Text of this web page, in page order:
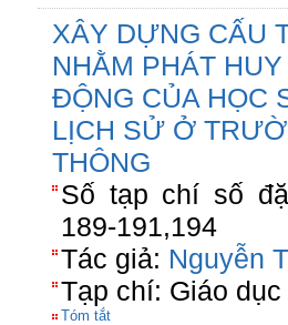
XÂY DỰNG CẤU
NHẰM PHÁT
ĐỘNG CỦA HỌC
LỊCH SỬ Ở
THÔNG
Số tạp chí số
189-191,194
Tác giả: Nguyễn
Tạp chí: Giáo dục
Tóm tắt